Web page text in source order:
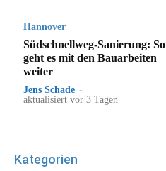
Hannover
Südschnellweg-Sanierung: So
geht es mit den Bauarbeiten
weiter
Jens Schade -
aktualisiert vor 3 Tagen
Kategorien